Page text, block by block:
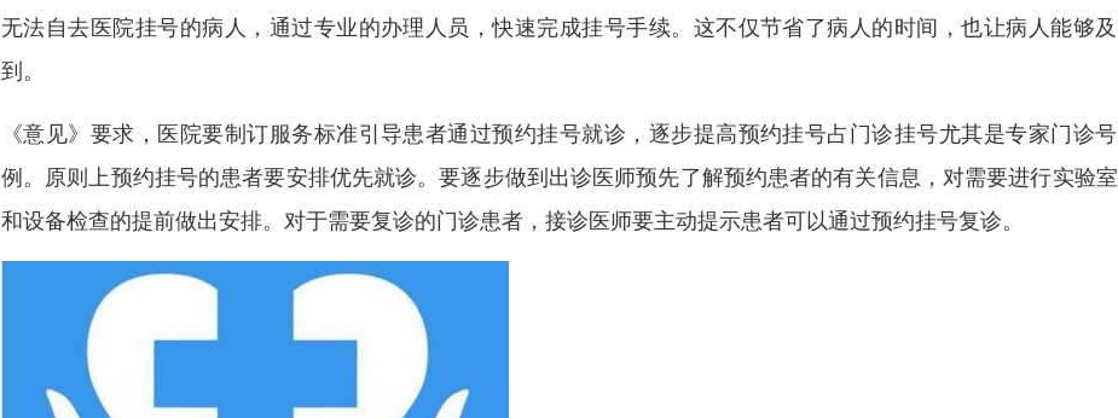
无法自去医院挂号的病人，通过专业的办理人员，快速完成挂号手续。这不仅节省了病人的时间，也让病人能够
到。
《意见》要求，医院要制订服务标准引导患者通过预约挂号就诊，逐步提高预约挂号占门诊挂号尤其是专家门诊
例。原则上预约挂号的患者要安排优先就诊。要逐步做到出诊医师预先了解预约患者的有关信息，对需要进行实验
和设备检查的提前做出安排。对于需要复诊的门诊患者，接诊医师要主动提示患者可以通过预约挂号复诊。